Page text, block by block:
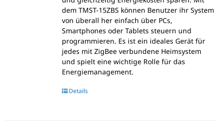
dem TMST-15ZBS können Benutzer ihr System
von überall her einfach über PCs,
Smartphones oder Tablets steuern und
programmieren. Es ist ein ideales Gerät für
jedes mit ZigBee verbundene Heimsystem
und spielt eine wichtige Rolle für das
Energiemanagement.
Details